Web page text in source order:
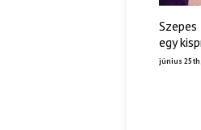
egy
június 25th,